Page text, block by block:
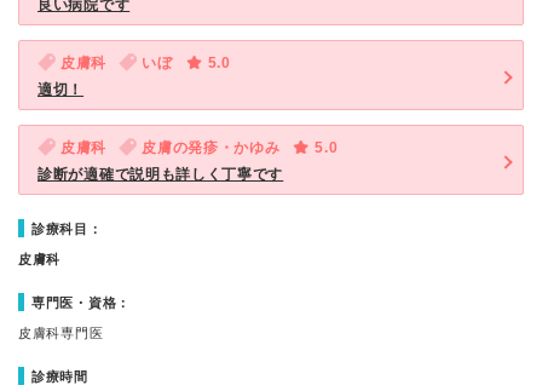
良い病院です
皮膚科 いぼ
5.0
適切！
皮膚科 皮膚の発疹・かゆみ
5.0
診断が適確で説明も詳しく丁寧です
診療科目：
皮膚科
専門医・資格：
皮膚科専門医
診療時間